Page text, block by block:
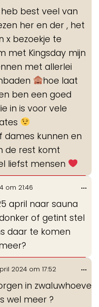
heb best veel van
her en der , het
x bezoekje te
met Kingsday mijn
met allerlei
hoe laat
ben een goed
in is voor vele
dames kunnen en
de rest komt
liefst mensen
om 21:46
april naar sauna
of getint stel
daar te komen
...
2024 om 17:52
in zwaluwhoeve
wel meer ?
...